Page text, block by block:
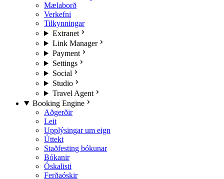
Mælaborð
Verkefni
Tilkynningar
Extranet
Link Manager
Payment
Settings
Social
Studio
Travel Agent
Booking Engine
Aðgerðir
Leit
Upplýsingar um eign
Úttekt
Staðfesting bókunar
Bókanir
Óskalisti
Ferðaóskir